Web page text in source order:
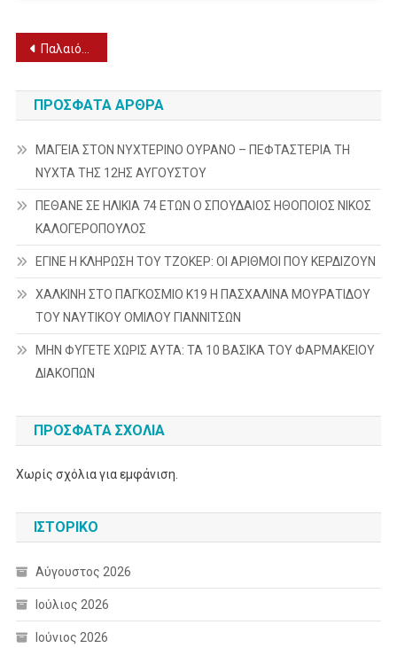
Πλοήγηση
άρθρων
Παλαιότερα άρθρα
ΠΡΌΣΦΑΤΑ ΆΡΘΡΑ
ΜΑΓΕΙΑ ΣΤΟΝ ΝΥΧΤΕΡΙΝΟ ΟΥΡΑΝΟ – ΠΕΦΤΑΣΤΕΡΙΑ ΤΗ
ΝΥΧΤΑ ΤΗΣ 12ΗΣ ΑΥΓΟΥΣΤΟΥ
ΠΕΘΑΝΕ ΣΕ ΗΛΙΚΙΑ 74 ΕΤΩΝ Ο ΣΠΟΥΔΑΙΟΣ ΗΘΟΠΟΙΟΣ ΝΙΚΟΣ
ΚΑΛΟΓΕΡΟΠΟΥΛΟΣ
ΕΓΙΝΕ Η ΚΛΗΡΩΣΗ ΤΟΥ ΤΖΟΚΕΡ: ΟΙ ΑΡΙΘΜΟΙ ΠΟΥ ΚΕΡΔΙΖΟΥΝ
ΧΑΛΚΙΝΗ ΣΤΟ ΠΑΓΚΟΣΜΙΟ Κ19 Η ΠΑΣΧΑΛΙΝΑ ΜΟΥΡΑΤΙΔΟΥ
ΤΟΥ ΝΑΥΤΙΚΟΥ ΟΜΙΛΟΥ ΓΙΑΝΝΙΤΣΩΝ
ΜΗΝ ΦΥΓΕΤΕ ΧΩΡΙΣ ΑΥΤΑ: ΤΑ 10 ΒΑΣΙΚΑ ΤΟΥ ΦΑΡΜΑΚΕΙΟΥ
ΔΙΑΚΟΠΩΝ
ΠΡΌΣΦΑΤΑ ΣΧΌΛΙΑ
Χωρίς σχόλια για εμφάνιση.
ΙΣΤΟΡΙΚΌ
Αύγουστος 2026
Ιούλιος 2026
Ιούνιος 2026